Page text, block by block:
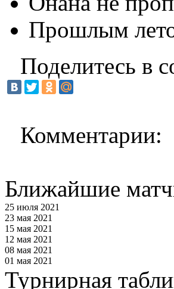
Прошлым
Поделитесь в
Комментарии:
Ближайшие
25 июля 2021
23 мая 2021
15 мая 2021
12 мая 2021
08 мая 2021
01 мая 2021
Турнирная